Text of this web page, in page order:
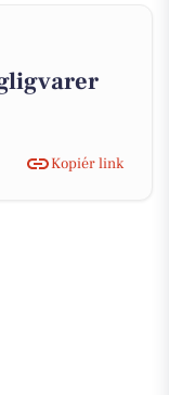
Kopiér link